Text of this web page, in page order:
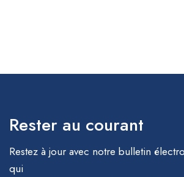
Rester au courant
Restez à jour avec notre bulletin
qui